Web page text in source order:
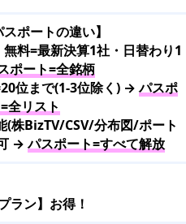
スポートの違い】
料=最新決算1社・日替わり1
ポート=全銘柄
位まで(1-3位除く) →パスポ
全リスト
(株BizTV/CSV/分布図/ポート
→パスポート=すべて解放
ラン】お得！